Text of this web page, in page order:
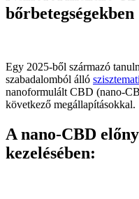
bőrbetegségekben
Egy 2025-ből származó
szabadalomból álló
nanoformulált CBD (nano-
következő megállapításokkal.
A nano-CBD
kezelésében: